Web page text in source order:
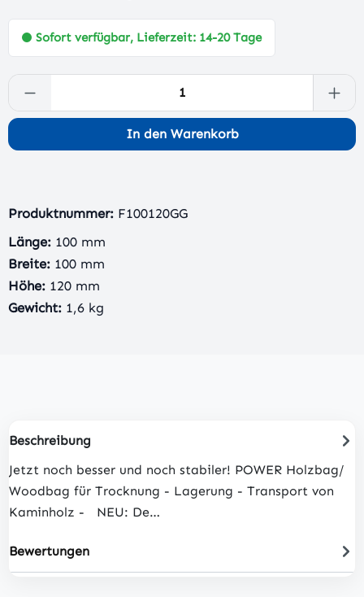
Sofort verfügbar, Lieferzeit: 14-20 Tage
Produkt Anzahl: Gib den gewünschten
In den Warenkorb
Produktnummer: F100120GG
Länge: 100 mm
Breite: 100 mm
Höhe: 120 mm
Gewicht: 1,6 kg
Beschreibung
Jetzt noch besser und noch stabiler! POWER Holzbag/
Woodbag für Trocknung - Lagerung - Transport von
Kaminholz - NEU: De…
Bewertungen